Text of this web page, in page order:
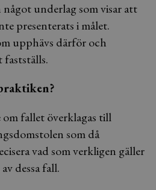
underlag som visar att
presenterats i målet.
upphävs därför och
om fallet överklagas till
som då
vad som verkligen gäller
dessa fall.